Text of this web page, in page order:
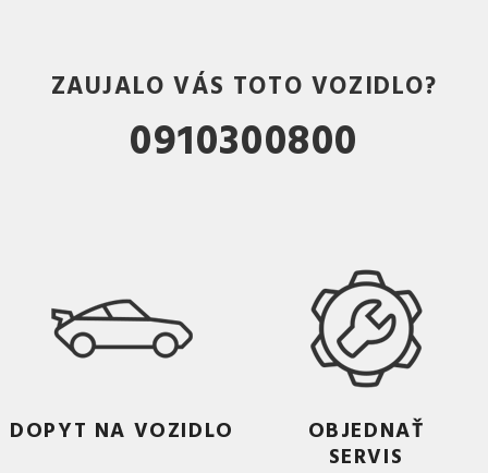
ZAUJALO VÁS TOTO VOZIDLO?
0910300800
DOPYT NA VOZIDLO
OBJEDNAŤ
SERVIS